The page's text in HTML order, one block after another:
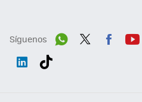
Síguenos